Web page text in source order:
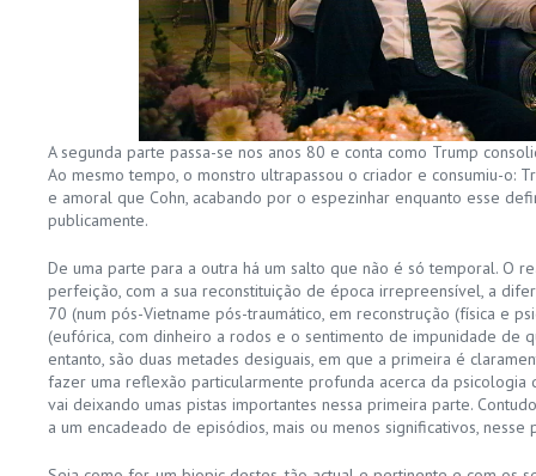
A segunda parte passa-se nos anos 80 e conta como Trump
Ao mesmo tempo, o monstro ultrapassou o criador e consumiu-o:
e amoral que Cohn, acabando por o espezinhar enquanto esse
publicamente.
De uma parte para a outra há um salto que não é só temporal. O
perfeição, com a sua reconstituição de época irrepreensível, a
70 (num pós-Vietname pós-traumático, em reconstrução (física e
(eufórica, com dinheiro a rodos e o sentimento de impunidade de
entanto, são duas metades desiguais, em que a primeira é
fazer uma reflexão particularmente profunda acerca da psicologia
vai deixando umas pistas importantes nessa primeira parte.
a um encadeado de episódios, mais ou menos significativos,